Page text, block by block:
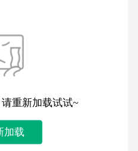
重新加载试试~
加载